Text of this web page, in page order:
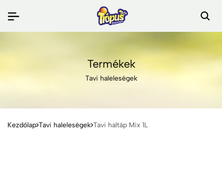
Termékek
Tavi haleleségek
Kezdőlap Tavi haleleségek Tavi haltáp Mix 1L